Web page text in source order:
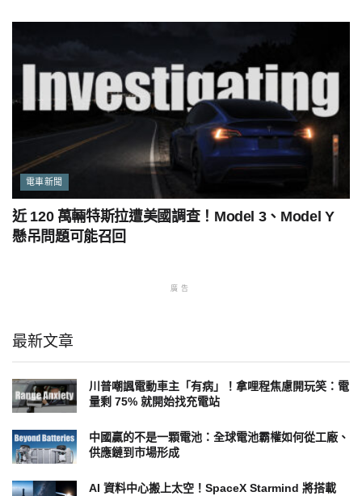
電車新聞
近 120 萬輛特斯拉遭美國調查！Model 3、Model Y
懸吊問題可能召回
廣告
最新文章
川普嘲諷電動車主「有病」！拿哩程焦慮開玩笑：電
量剩 75% 就開始找充電站
中國贏的不是一顆電池：全球電池霸權如何從工廠、
供應鏈到市場形成
AI 資料中心搬上太空！SpaceX Starmind 將搭載